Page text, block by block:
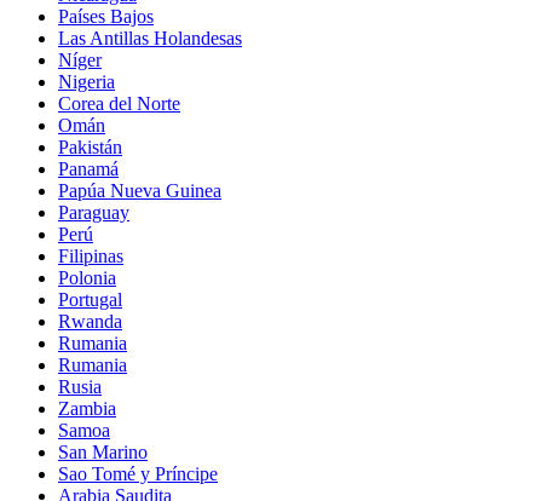
Países Bajos
Las Antillas Holandesas
Níger
Nigeria
Corea del Norte
Omán
Pakistán
Panamá
Papúa Nueva Guinea
Paraguay
Perú
Filipinas
Polonia
Portugal
Rwanda
Rumania
Rumania
Rusia
Zambia
Samoa
San Marino
Sao Tomé y Príncipe
Arabia Saudita